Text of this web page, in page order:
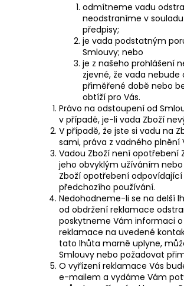
odmítneme vadu
neodstraníme v
předpisy;
je vada podstatným
Smlouvy; nebo
je z našeho prohlášení
zjevné, že vada
přiměřené době nebo
obtíží pro Vás.
Právo na odstoupení od
v případě, je-li vada Zboží
V případě, že jste si vadu na
sami, práva z vadného plnění
Vadou Zboží není opotřebení
jeho obvyklým užíváním
Zboží opotřebení
předchozího používání.
Nedohodneme-li se na delší
od obdržení reklamace
poskytneme Vám informaci
reklamace na uvedené
tato lhůta marně uplyne,
Smlouvy nebo požadovat
O vyřízení reklamace Vás
e-mailem a vydáme Vám